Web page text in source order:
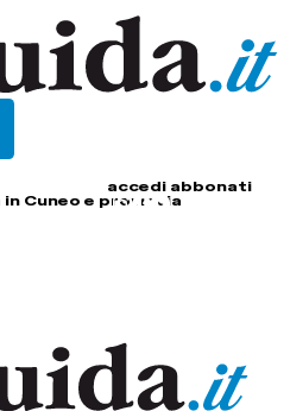
accedi abbonati
Cuneo e provincia